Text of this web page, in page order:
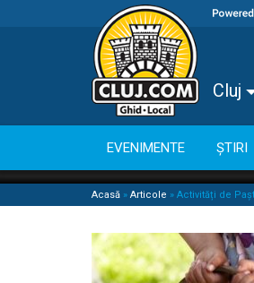
Cluj
EVENIMENTE ȘTIRI
Acasă » Articole » Activități de